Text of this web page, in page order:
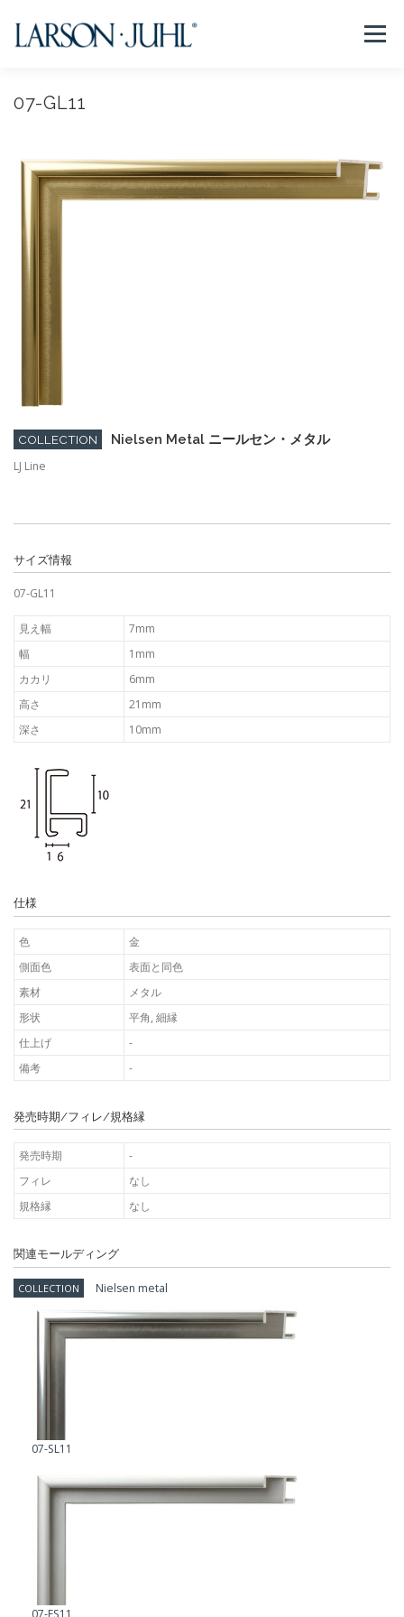
メニュー
NEWS
取扱店リスト お問い合わせ 法人のお客様
07-GL11
COLLECTION
Nielsen Metal ニールセン・メタル
LJ Line
サイズ情報
07-GL11
見え幅
7mm
幅
1mm
カカリ
6mm
高さ
21mm
深さ
10mm
仕様
色
金
側面色
表面と同色
素材
メタル
形状
平角, 細縁
仕上げ
-
備考
-
発売時期/フィレ/規格縁
発売時期
-
フィレ
なし
規格縁
なし
関連モールディング
COLLECTION Nielsen metal
07-SL11